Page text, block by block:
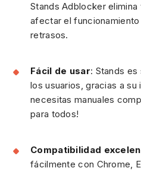
Stands Adblocker
afectar el
retrasos.
Fácil de usar: Stands
los usuarios, gracias a su
necesitas manuales
para todos!
Compatibilidad
fácilmente con Chrome,